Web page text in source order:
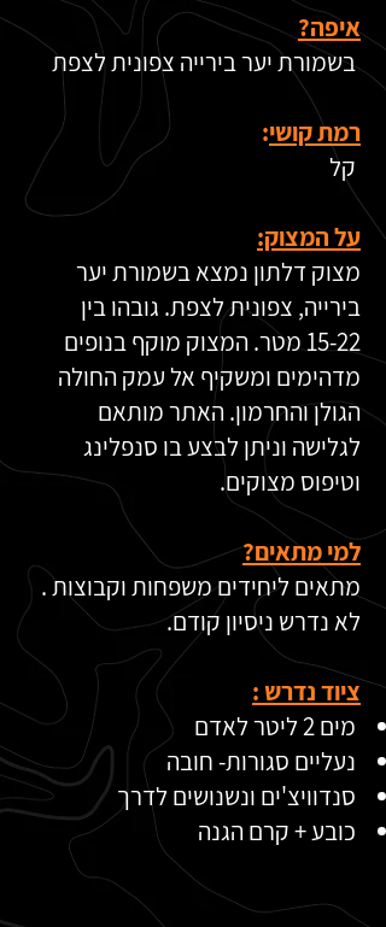
איפה?
בשמורת יער בירייה צפונית לצפת
רמת קושי:
קל
על המצוק:
מצוק דלתון נמצא בשמורת יער
בירייה, צפונית לצפת. גובהו בין
15-22 מטר. המצוק מוקף בנופים
מדהימים ומשקיף אל עמק החולה
הגולן והחרמון. האתר מותאם
לגלישה וניתן לבצע בו סנפלינג
וטיפוס מצוקים.
למי מתאים?
מתאים ליחידים משפחות וקבוצות .
לא נדרש ניסיון קודם.
ציוד נדרש :
מים 2 ליטר לאדם
נעליים סגורות- חובה
סנדוויצ'ים ונשנושים לדרך
כובע + קרם הגנה